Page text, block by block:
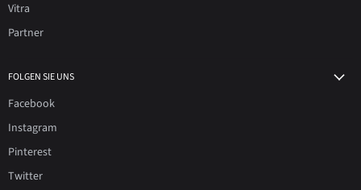
Vitra
Partner
FOLGEN SIE UNS
Facebook
Instagram
Pinterest
Twitter